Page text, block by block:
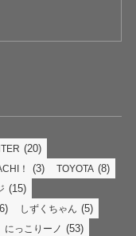
(20)
！ (3) TOYOTA (8)
(15)
しずくちゃん (5)
にっこりーノ (53)